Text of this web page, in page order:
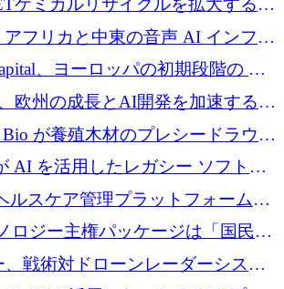
ケミカルリサイクルを拡大するた
ズBで1,550万ユーロを調達
アフリカと中東の音声 AI インフラ
を構築するために 300 万ドルを
、ヨーロッパの初期段階の AI
プ向けに 1 億 300 万ユーロのフ
上げる
欧州の成長とAI開発を加速するた
ユーロを確保
Bio が養殖木材のプレシードラウン
ユーロを調達
AI を活用したレガシー ソフトウ
のために 660 万ドルを調達
ルスケア管理プラットフォームを
にシリーズ C で 3,000 万ポンド
ロジー主権パッケージは「国民の
るものだと発言
、戦術対ドローンレーダーシステ